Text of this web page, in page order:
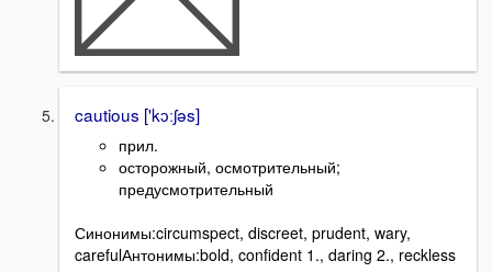
cautious ['kɔːʃəs]
прил.
осторожный, осмотрительный;
предусмотрительный
Синонимы:circumspect, discreet, prudent, wary,
carefulАнтонимы:bold, confident 1., daring 2., reckless